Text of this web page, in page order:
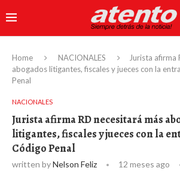
Home NACIONALES
Jurista afirma
abogados litigantes, fiscales y jueces con la
Penal
NACIONALES
Jurista afirma RD necesitará más
litigantes, fiscales y jueces con la
Código Penal
written byNelson Feliz 12 meses ago